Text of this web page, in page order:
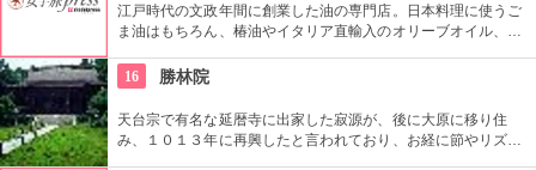
江戸時代の文政年間に創業した油の専門店。日本料理に使うご
ま油はもちろん、椿油やイタリア直輸入のオリーブオイル、き
らゆる油を取り扱っています。店舗は安政年間に建てられたも
ので、昔の面影が残っています。
16 勝林院
天台宗で有名な延暦寺に出家した寂源が、後に大原に移り住
み、１０１３年に再興したと言われており、お経に節やリズム